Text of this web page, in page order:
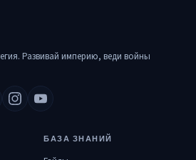
Развивай империю, веди войны
БАЗА ЗНАНИЙ